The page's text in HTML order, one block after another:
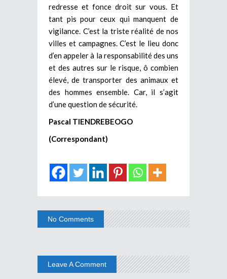
redresse et fonce droit sur vous. Et
tant pis pour ceux qui manquent de
vigilance. C’est la triste réalité de nos
villes et campagnes. C’est le lieu donc
d’en appeler à la responsabilité des uns
et des autres sur le risque, ô combien
élevé, de transporter des animaux et
des hommes ensemble. Car, il s’agit
d’une question de sécurité.
Pascal TIENDREBEOGO
(Correspondant)
No Comments
Leave A Comment